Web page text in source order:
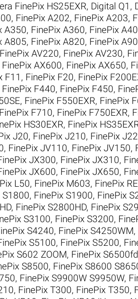
FinePix HS25EXR, Digital Q1 ,
, FinePix A202, FinePix A203,
A350, FinePix A360, FinePix
A805, FinePix A820, FinePix
FinePix AV220, FinePix AV230,
FinePix AX600, FinePix AX650,
F11 , FinePix F20, FinePix
FinePix F440, FinePix F450,
, FinePix F550EXR, FinePix
FinePix F710, FinePix F750EXR,
HS30EXR, FinePix
J20, FinePix J210, FinePix J22
, FinePix JV110, FinePix JV150,
JX300, FinePix JX310,
JX600, FinePix JX650,
L50, FinePix M603, FinePix
S1800, FinePix S1900, FinePix
, FinePix S2800HD, FinePix
S3100, FinePix S3200,
S4240, FinePix S4250WM,
S5100, FinePix S5200,
S602 ZOOM, FinePix S6500fd
S8500, FinePix S8600
, FinePix S9900W S9950W,
, FinePix T300, FinePix T350,